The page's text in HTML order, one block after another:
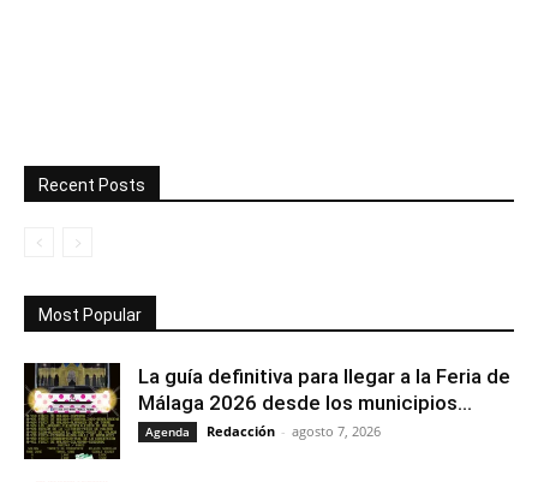
Recent Posts
Most Popular
La guía definitiva para llegar a la Feria de
Málaga 2026 desde los municipios...
Agenda Redacción - agosto 7, 2026